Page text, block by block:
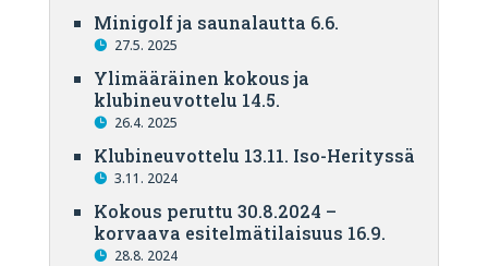
Minigolf ja saunalautta 6.6.
27.5. 2025
Ylimääräinen kokous ja
klubineuvottelu 14.5.
26.4. 2025
Klubineuvottelu 13.11. Iso-Herityssä
3.11. 2024
Kokous peruttu 30.8.2024 –
korvaava esitelmätilaisuus 16.9.
28.8. 2024